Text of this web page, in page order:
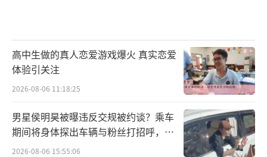
高中生做的真人恋爱游戏爆火 真实恋爱
体验引关注
2026-08-06 11:18:25
男星侯明昊被曝违反交规被约谈？乘车
期间将身体探出车辆与粉丝打招呼，当
地交警回应
2026-08-06 15:55:06